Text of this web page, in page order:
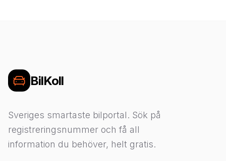
BilKoll
Sveriges smartaste bilportal. Sök på
registreringsnummer och få all
information du behöver, helt gratis.